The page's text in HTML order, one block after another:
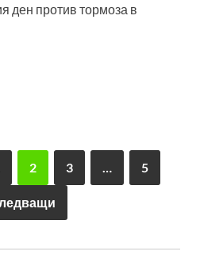
ден против тормоза в
2 3 … 5